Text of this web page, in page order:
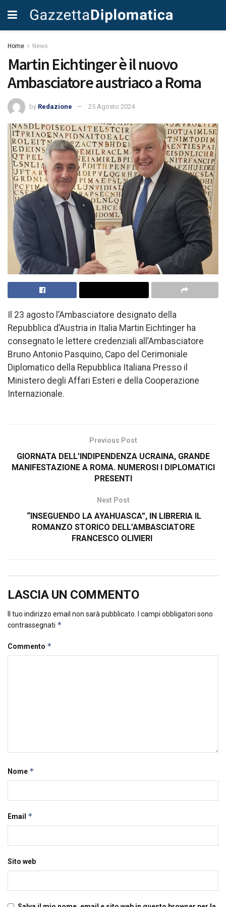
Home News
Martin Eichtinger è il nuovo
Ambasciatore austriaco a Roma
by Redazione 25 Agosto 2024
Il 23 agosto l’Ambasciatore designato della
Repubblica d’Austria in Italia Martin Eichtinger ha
consegnato le lettere credenziali all’Ambasciatore
Bruno Antonio Pasquino, Capo del Cerimoniale
Diplomatico della Repubblica Italiana Presso il
Ministero degli Affari Esteri e della Cooperazione
Internazionale.
Previous Post
GIORNATA DELL’INDIPENDENZA UCRAINA, GRANDE
MANIFESTAZIONE A ROMA. NUMEROSI I DIPLOMATICI
PRESENTI
Next Post
“INSEGUENDO LA AYAHUASCA”, IN LIBRERIA IL
ROMANZO STORICO DELL’AMBASCIATORE
FRANCESCO OLIVIERI
LASCIA UN COMMENTO
Il tuo indirizzo email non sarà pubblicato.
I campi obbligatori sono
contrassegnati *
Commento *
Nome *
Email *
Sito web